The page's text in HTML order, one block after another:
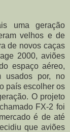
uma geração
velhos e de
de novos caças
2000, aviões
espaço aéreo,
usados por, no
país escolher os
O projeto
FX-2 foi
é de até
que aviões